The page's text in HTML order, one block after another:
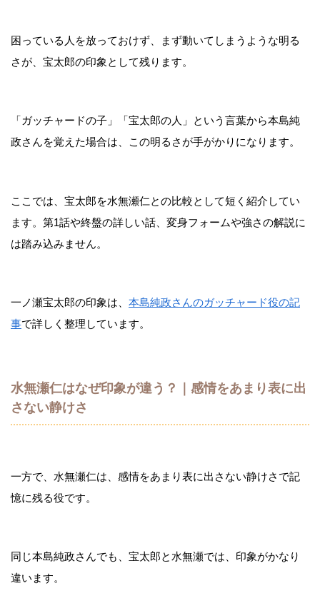
困っている人を放っておけず、まず動いてしまうような明る
さが、宝太郎の印象として残ります。
「ガッチャードの子」「宝太郎の人」という言葉から本島純
政さんを覚えた場合は、この明るさが手がかりになります。
ここでは、宝太郎を水無瀬仁との比較として短く紹介してい
ます。第1話や終盤の詳しい話、変身フォームや強さの解説に
は踏み込みません。
一ノ瀬宝太郎の印象は、 本島純政さんのガッチャード役の記
事で詳しく整理しています。
水無瀬仁はなぜ印象が違う？｜感情をあまり表に出
さない静けさ
一方で、水無瀬仁は、感情をあまり表に出さない静けさで記
憶に残る役です。
同じ本島純政さんでも、宝太郎と水無瀬では、印象がかなり
違います。